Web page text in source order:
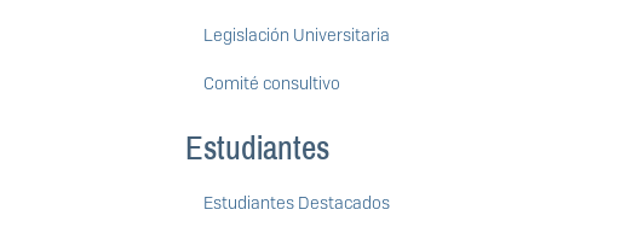
Legislación Universitaria
Comité consultivo
Estudiantes
Estudiantes Destacados